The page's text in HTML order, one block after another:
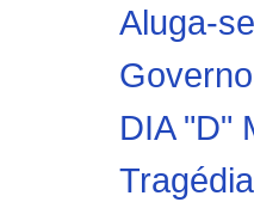
Aluga-
DIA "D"